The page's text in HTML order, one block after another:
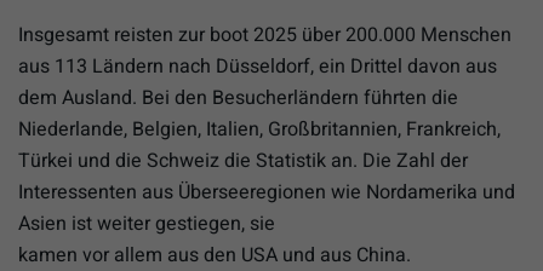
Insgesamt reisten zur boot 2025 über 200.000 Menschen
aus 113 Ländern nach Düsseldorf, ein Drittel davon aus
dem Ausland. Bei den Besucherländern führten die
Niederlande, Belgien, Italien, Großbritannien, Frankreich,
Türkei und die Schweiz die Statistik an. Die Zahl der
Interessenten aus Überseeregionen wie Nordamerika und
Asien ist weiter gestiegen, sie
kamen vor allem aus den USA und aus China.